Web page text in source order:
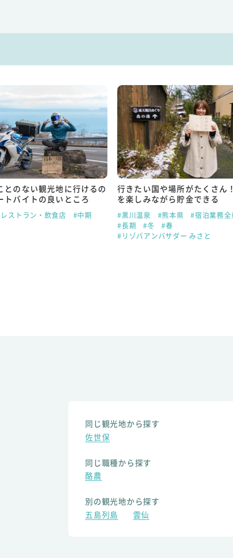
とのない観光地に行けるの
トバイトの良いところ
ストラン・飲食店 #中期
行きたい国や場所がたくさん
を楽しみながら貯金できる
#黒川温泉 #熊本県
#宿泊業務全
#長期
#冬
#春
#リゾバアンバサダー みさと
同じ観光地から探す
佐世保
同じ職種から探す
酪農
別の観光地から探す
五島列島
雲仙